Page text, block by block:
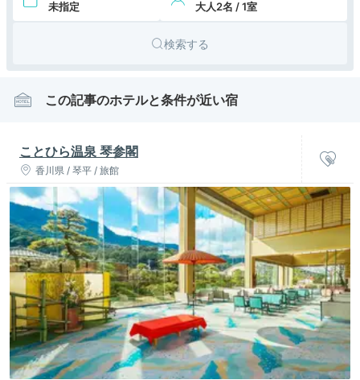
未指定 大人2名 / 1室
検索する
この記事のホテルと条件が近い宿
ことひら温泉 琴参閣
香川県 / 琴平 / 旅館